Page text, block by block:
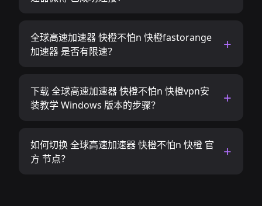
全球高速加速器 快橙不怕n 快橙fastorange
加速器 是否有限速？
下载 全球高速加速器 快橙不怕n 快橙vpn安
装教学 Windows 版本的步骤？
如何切换 全球高速加速器 快橙不怕n 快橙 官
方 节点？